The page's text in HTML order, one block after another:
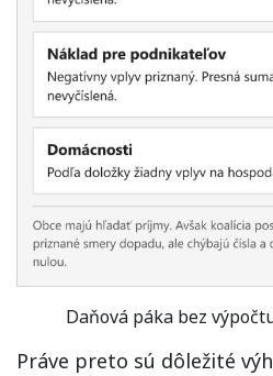
Daňová páka bez
Práve preto sú dôležité